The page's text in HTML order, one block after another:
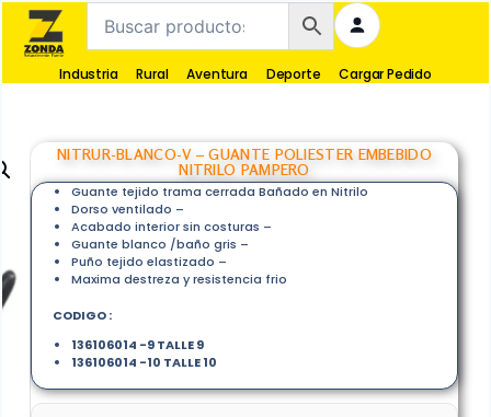
Industria Rural Aventura Deporte Cargar Pedido
NITRUR-BLANCO-V – GUANTE POLIESTER EMBEBIDO
NITRILO PAMPERO
Guante tejido trama cerrada Bañado en Nitrilo
Dorso ventilado –
Acabado interior sin costuras –
Guante blanco /baño gris –
Puño tejido elastizado –
Maxima destreza y resistencia frio
CODIGO :
136106014 -9 TALLE 9
136106014 -10 TALLE 10